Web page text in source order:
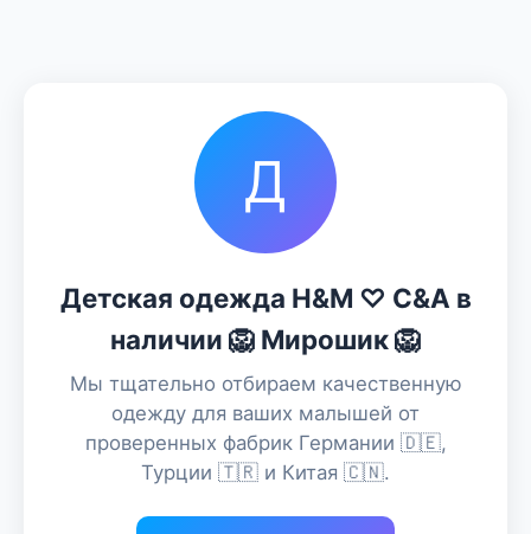
Д
Детская одежда H&M ♡ C&A в
наличии 🦁 Мирошик 🦁
Мы тщательно отбираем качественную
одежду для ваших малышей от
проверенных фабрик Германии 🇩🇪,
Турции 🇹🇷 и Китая 🇨🇳.